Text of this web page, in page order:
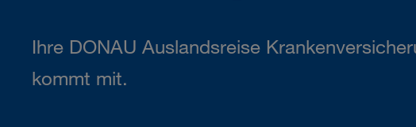
Ihre DONAU Auslandsreise
kommt mit.